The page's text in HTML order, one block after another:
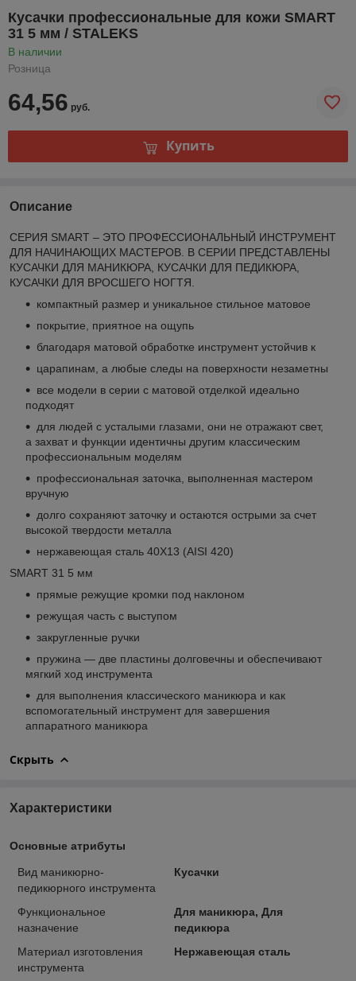
Кусачки профессиональные для кожи SMART
31 5 мм / STALEKS
В наличии
Розница
64,56 руб.
Купить
Описание
СЕРИЯ SMART – ЭТО ПРОФЕССИОНАЛЬНЫЙ ИНСТРУМЕНТ
ДЛЯ НАЧИНАЮЩИХ МАСТЕРОВ. В СЕРИИ ПРЕДСТАВЛЕНЫ
КУСАЧКИ ДЛЯ МАНИКЮРА, КУСАЧКИ ДЛЯ ПЕДИКЮРА,
КУСАЧКИ ДЛЯ ВРОСШЕГО НОГТЯ.
компактный размер и уникальное стильное матовое
покрытие, приятное на ощупь
благодаря матовой обработке инструмент устойчив к
царапинам, а любые следы на поверхности незаметны
все модели в серии с матовой отделкой идеально
подходят
для людей с усталыми глазами, они не отражают свет,
а захват и функции идентичны другим классическим
профессиональным моделям
профессиональная заточка, выполненная мастером
вручную
долго сохраняют заточку и остаются острыми за счет
высокой твердости металла
нержавеющая сталь 40Х13 (AISI 420)
SMART 31 5 мм
прямые режущие кромки под наклоном
режущая часть с выступом
закругленные ручки
пружина — две пластины долговечны и обеспечивают
мягкий ход инструмента
для выполнения классического маникюра и как
вспомогательный инструмент для завершения
аппаратного маникюра
Скрыть
Характеристики
Основные атрибуты
Вид маникюрно-
педикюрного инструмента
Кусачки
Функциональное
назначение
Для маникюра, Для
педикюра
Материал изготовления
инструмента
Нержавеющая сталь